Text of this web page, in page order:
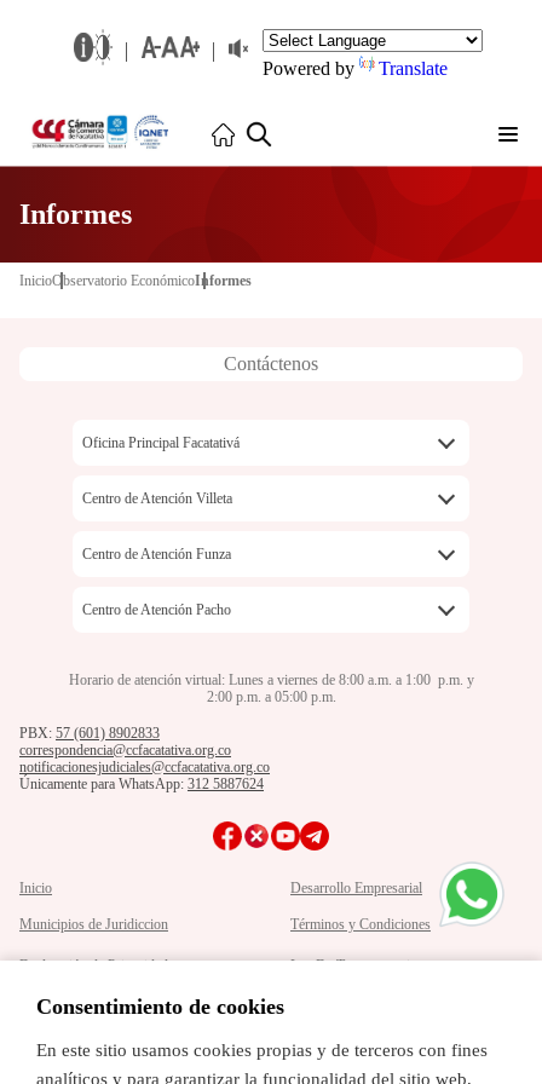
Powered by Translate
Informes
InicioObservatorio EconómicoInformes
Consentimiento de cookies
En este sitio usamos cookies propias y de terceros con fines
analíticos y para garantizar la funcionalidad del sitio web,
Contáctenos
Oficina Principal Facatativá
Carrera 3 No. 4-60
Centro de Atención Villeta
Carrera 9 No 5-17
Centro de Atención Funza
Carrera 17B No 16-91
Lunes a viernes de 8:00 am a 1:00 pm y de
2:00pm a 5:00 pm
Centro de Atención Pacho
57+601+8902833
Lunes a viernes de 8:00 am a 1:00 pm y de
2:00pm a 5:00 pm
Horario de atención virtual: Lunes a viernes de 8:00 a.m. a 1:00 p.m. y
2:00 p.m. a 05:00 p.m.
PBX: 57 (601) 8902833
correspondencia@ccfacatativa.org.co
notificacionesjudiciales@ccfacatativa.org.co
Únicamente para WhatsApp: 312 5887624
Inicio Desarrollo Empresarial
Municipios de Juridiccion Términos y Condiciones
Declaración de Privacidad Ley De Transparencia
Politica de Tratamiento de Datos
Personales
Cámara de Comercio de Facatativá